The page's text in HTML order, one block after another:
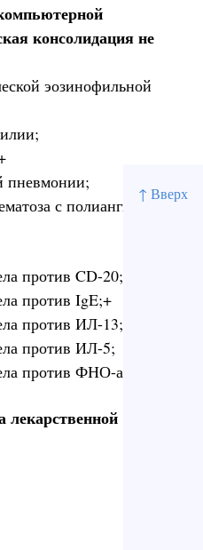
↑ Вверх
консолидация не
эозинофильной
пневмонии;
с полиангиитом.
против CD-20;
против IgE;+
против ИЛ-13;
против ИЛ-5;
против ФНО-альфа.
лекарственной